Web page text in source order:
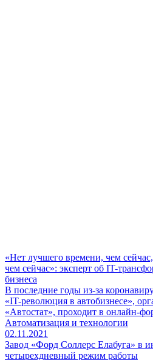
«Нет лучшего времени, чем
чем сейчас»: эксперт об IT-
бизнеса
В последние годы из-за
«IT-революция в автобизнесе»,
«Автостат», проходит в онлайн-
Автоматизация и технологии
02.11.2021
Завод «Форд Соллерс Елабуга» в
четырехдневный режим работы